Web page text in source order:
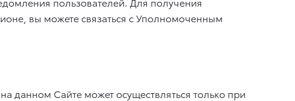
вы можете связаться с Уполномоченным
данном Сайте может осуществляться только при